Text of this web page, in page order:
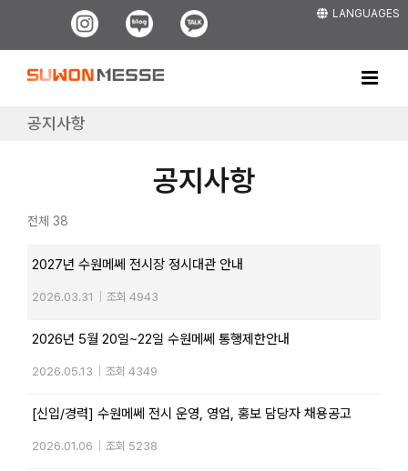
LANGUAGES
Instagram
Blog Kakao
공지사항
공지사항
전체 38
2027년 수원메쎄 전시장 정시대관 안내
2026.03.31 조회 4943
2026년 5월 20일~22일 수원메쎄 통행제한안내
2026.05.13 조회 4349
[신입/경력] 수원메쎄 전시 운영, 영업, 홍보 담당자 채용공고
2026.01.06 조회 5238